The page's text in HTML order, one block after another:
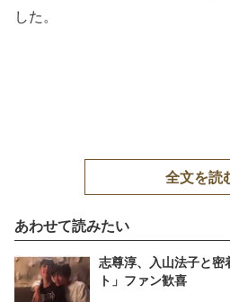
した。
全文を読
あわせて読みたい
志尊淳、入山法子と
ト」ファン歓喜